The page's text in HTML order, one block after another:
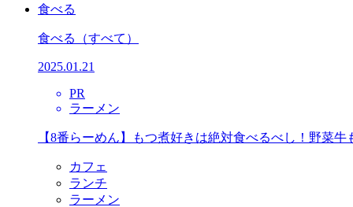
食べる
食べる （すべて）
2025.01.21
PR
ラーメン
【8番らーめん】もつ煮好きは絶対食べるべし！野菜
カフェ
ランチ
ラーメン